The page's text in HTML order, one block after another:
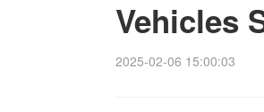
Vehicles
2025-02-06 15:00:03